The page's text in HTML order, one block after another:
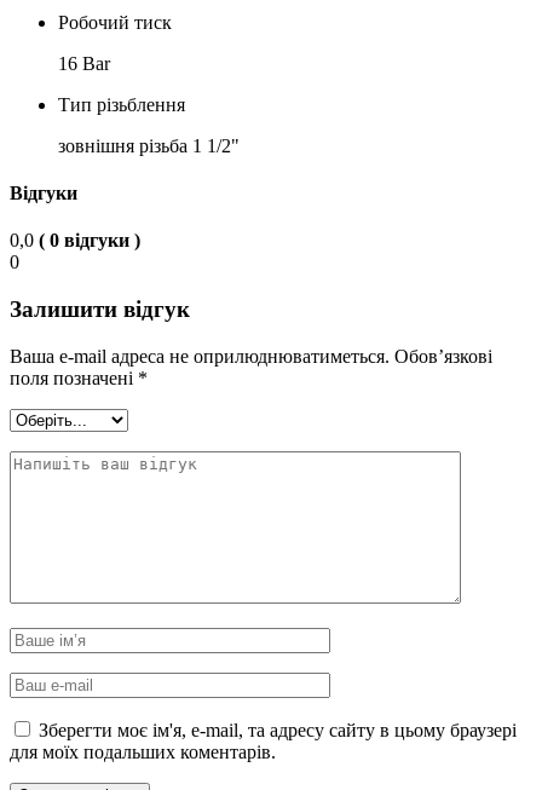
Робочий тиск
16 Bar
Тип різьблення
зовнішня різьба 1 1/2"
Відгуки
0,0 ( 0 відгуки )
0
Залишити відгук
Ваша e-mail адреса не оприлюднюватиметься. Обов’язкові
поля позначені *
Зберегти моє ім'я, e-mail, та адресу сайту в цьому браузері
для моїх подальших коментарів.